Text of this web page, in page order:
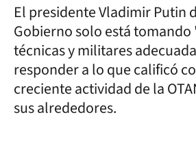
El presidente Vladimir Putin
Gobierno solo está
técnicas y militares
responder a lo que calificó
creciente actividad de la
sus alrededores.